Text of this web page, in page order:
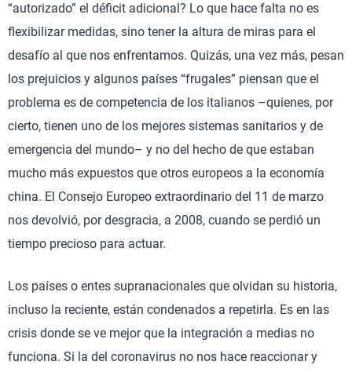
“autorizado” el déficit adicional? Lo que hace falta no es
flexibilizar medidas, sino tener la altura de miras para el
desafío al que nos enfrentamos. Quizás, una vez más, pesan
los prejuicios y algunos países “frugales” piensan que el
problema es de competencia de los italianos –quienes, por
cierto, tienen uno de los mejores sistemas sanitarios y de
emergencia del mundo– y no del hecho de que estaban
mucho más expuestos que otros europeos a la economía
china. El Consejo Europeo extraordinario del 11 de marzo
nos devolvió, por desgracia, a 2008, cuando se perdió un
tiempo precioso para actuar.
Los países o entes supranacionales que olvidan su historia,
incluso la reciente, están condenados a repetirla. Es en las
crisis donde se ve mejor que la integración a medias no
funciona. Si la del coronavirus no nos hace reaccionar y